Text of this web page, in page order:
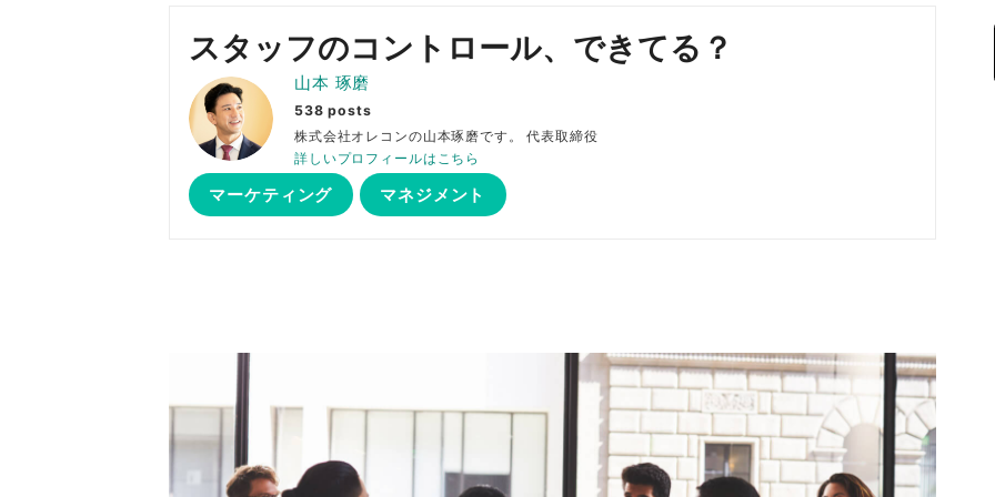
スタッフのコントロール、できてる？
山本 琢磨
538 posts
株式会社オレコンの山本琢磨です。 代表取締役
詳しいプロフィールはこちら
マーケティング マネジメント